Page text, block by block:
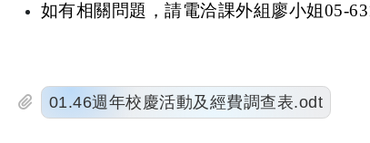
如有相關問題，請電洽課外組廖小姐05-
01.46週年校慶活動及經費調查表.odt